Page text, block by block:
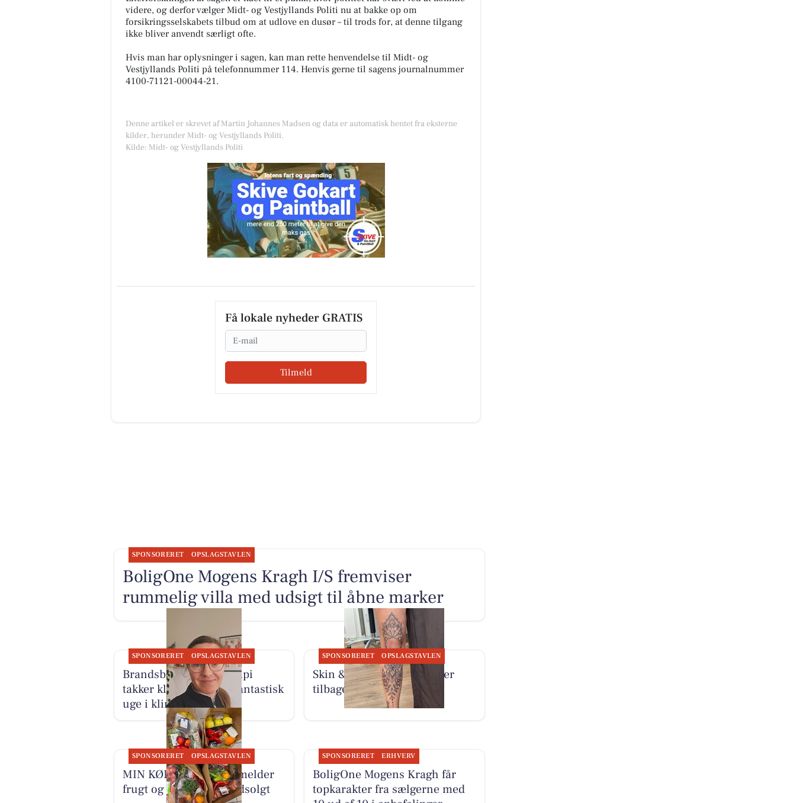
videre, og derfor vælger Midt- og Vestjyllands Politi nu at bakke op om
forsikringsselskabets tilbud om at udlove en dusør – til trods for, at denne tilgang
ikke bliver anvendt særligt ofte.
Hvis man har oplysninger i sagen, kan man rette henvendelse til Midt- og
Vestjyllands Politi på telefonnummer 114. Henvis gerne til sagens journalnummer
4100-71121-00044-21.
Denne artikel er skrevet af Martin Johannes Madsen og data er automatisk hentet fra eksterne
kilder, herunder Midt- og Vestjyllands Politi.
Kilde: Midt- og Vestjyllands Politi
Få lokale nyheder GRATIS
Email
Tilmeld
SPONSORERET OPSLAGSTAVLEN
BoligOne Mogens Kragh I/S fremviser
rummelig villa med udsigt til åbne marker
SPONSORERET OPSLAGSTAVLEN
Brandsborgs Kropsterapi
takker klienter for en fantastisk
uge i klinikken
SPONSORERET OPSLAGSTAVLEN
Skin & Colors Tattoo ApS er
tilbage fra sommerferie
SPONSORERET OPSLAGSTAVLEN
MIN KØBMAND I ASP melder
frugt og grønt-poser udsolgt
SPONSORERET ERHVERV
BoligOne Mogens Kragh får
topkarakter fra sælgerne med